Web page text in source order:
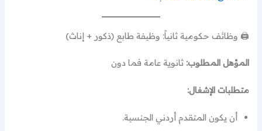
🖨 وظائف حكومية ثانياً: وظيفة طابع (ذكور + إناث)
المؤهل المطلوب: ثانوية عامة فما دون
متطلبات الإشغال:
أن يكون المتقدم أردني الجنسية.